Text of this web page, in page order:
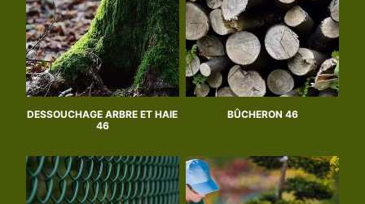
DESSOUCHAGE ARBRE ET HAIE
46
BÛCHERON 46